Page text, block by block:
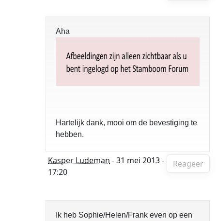
Aha
Hartelijk dank, mooi om de bevestiging te
hebben.
Reageer
Kasper Ludeman - 31 mei 2013 -
17:20
Ik heb Sophie/Helen/Frank even op een